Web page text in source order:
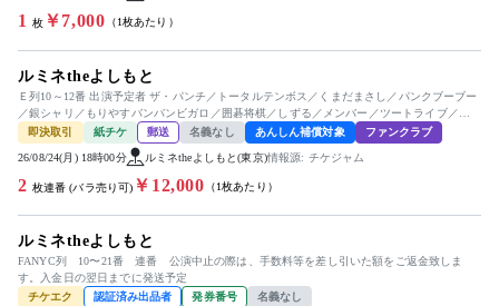
1 枚￥7,000 （1枚あたり）
ルミネtheよしもと
Ｅ列10～12番 出演予定者 ザ・パンチ／トータルテンボス／くまだまさし／パンクブーブー
／銀シャリ／もりやすバンバンビガロ／囲碁将棋／しずる／メンバー／ツートライブ／す
ゑひろがりず／ネルソンズ／...
即決取引 紙チケ 郵送 名義なし あんしん補償対象 ファンクラブ
26/08/24(月) 18時00分 ルミネtheよしもと(東京)情報源: チケジャム
2 枚連番 (バラ売り可) ￥12,000 （1枚あたり）
ルミネtheよしもと
FANYC列 10〜21番 連番 公演中止の際は、手数料等を差し引いた額をご返金致しま
す。入金日の翌日までに発送予定
チケエク
認証済み出品者 発券番号 名義なし